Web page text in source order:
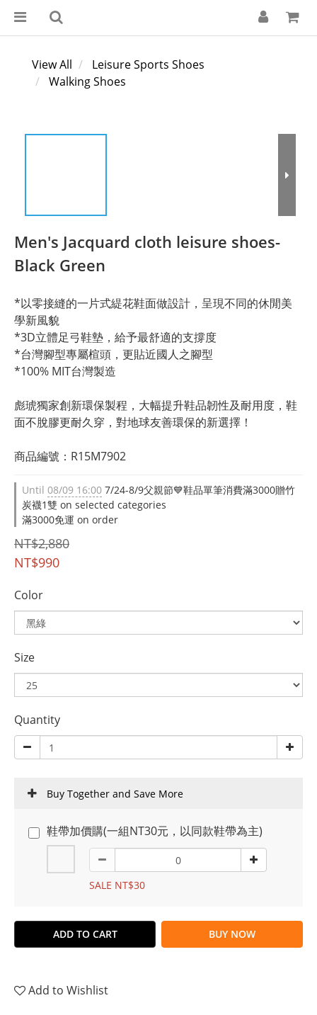
View All
Leisure Sports Shoes
Walking Shoes
Men's Jacquard cloth leisure shoes-
Black Green
*以零接縫的一片式緹花鞋面做設計，呈現不同的休閒美
學新風貌
*3D立體足弓鞋墊，給予最舒適的支撐度
*台灣腳型專屬楦頭，更貼近國人之腳型
*100% MIT台灣製造
彪琥獨家創新環保製程，大幅提升鞋品韌性及耐用度，鞋
面不脫膠更耐久穿，對地球友善環保的新選擇！
商品編號：R15M7902
Until 08/09 16:00 7/24-8/9父親節💙鞋品單筆消費滿3000贈竹
炭襪1雙 on selected categories
滿3000免運 on order
NT$2,880
NT$990
Color
Size
Quantity
Buy Together and Save More
鞋帶加價購(一組NT30元，以同款鞋帶為主)
SALE NT$30
ADD TO CART BUY NOW
Add to Wishlist